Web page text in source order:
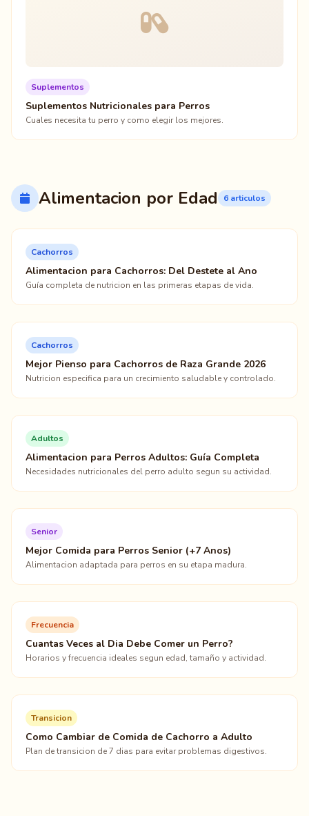
Suplementos
Suplementos Nutricionales para Perros
Cuales necesita tu perro y como elegir los mejores.
Alimentacion por Edad 6 articulos
Cachorros
Alimentacion para Cachorros: Del Destete al Ano
Guía completa de nutricion en las primeras etapas de vida.
Cachorros
Mejor Pienso para Cachorros de Raza Grande 2026
Nutricion especifica para un crecimiento saludable y controlado.
Adultos
Alimentacion para Perros Adultos: Guía Completa
Necesidades nutricionales del perro adulto segun su actividad.
Senior
Mejor Comida para Perros Senior (+7 Anos)
Alimentacion adaptada para perros en su etapa madura.
Frecuencia
Cuantas Veces al Dia Debe Comer un Perro?
Horarios y frecuencia ideales segun edad, tamaño y actividad.
Transicion
Como Cambiar de Comida de Cachorro a Adulto
Plan de transicion de 7 dias para evitar problemas digestivos.